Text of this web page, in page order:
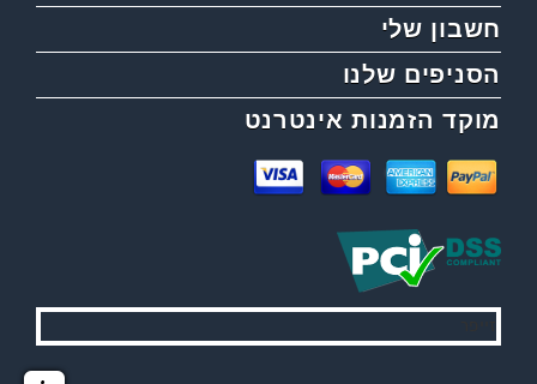
חשבון שלי
הסניפים שלנו
מוקד הזמנות אינטרנט